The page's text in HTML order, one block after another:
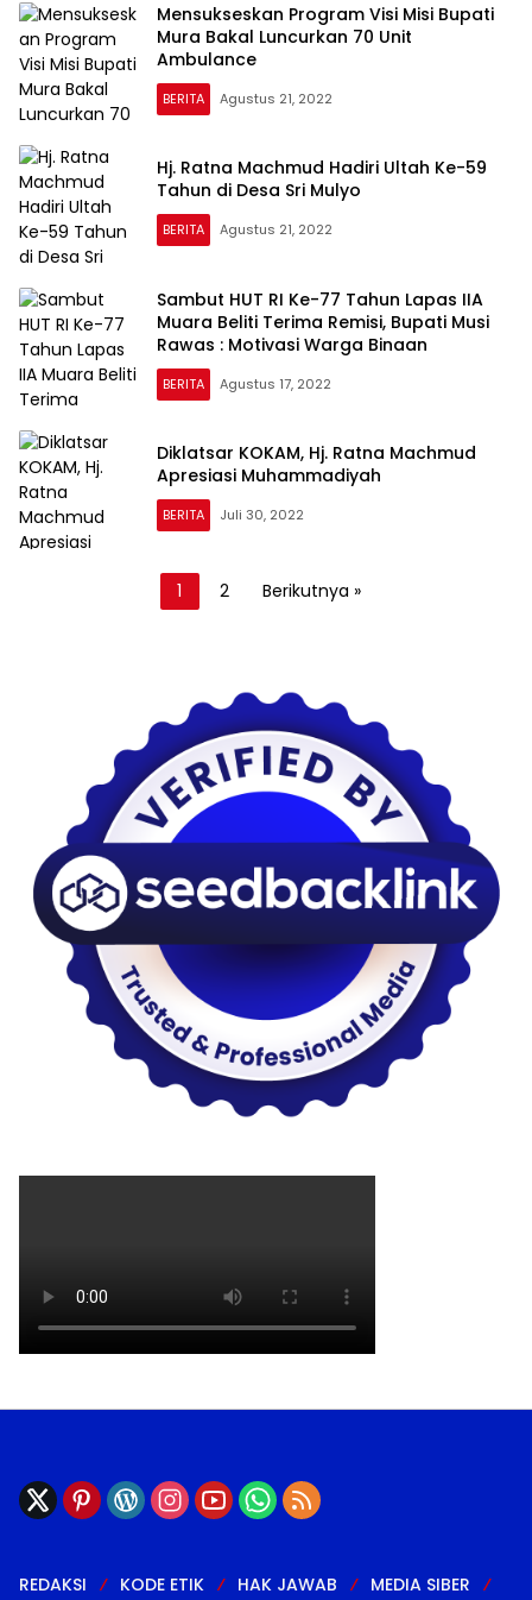
Mensukseskan Program Visi Misi Bupati
Mura Bakal Luncurkan 70 Unit
Ambulance
BERITA Agustus 21, 2022
Hj. Ratna Machmud Hadiri Ultah Ke-59
Tahun di Desa Sri Mulyo
BERITA Agustus 21, 2022
Sambut HUT RI Ke-77 Tahun Lapas IIA
Muara Beliti Terima Remisi, Bupati Musi
Rawas : Motivasi Warga Binaan
BERITA Agustus 17, 2022
Diklatsar KOKAM, Hj. Ratna Machmud
Apresiasi Muhammadiyah
BERITA Juli 30, 2022
1 2 Berikutnya »
REDAKSI KODE ETIK HAK JAWAB MEDIA SIBER